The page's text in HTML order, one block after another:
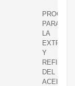
PROCESO
PARA
LA
Y
DEL
ACEITE